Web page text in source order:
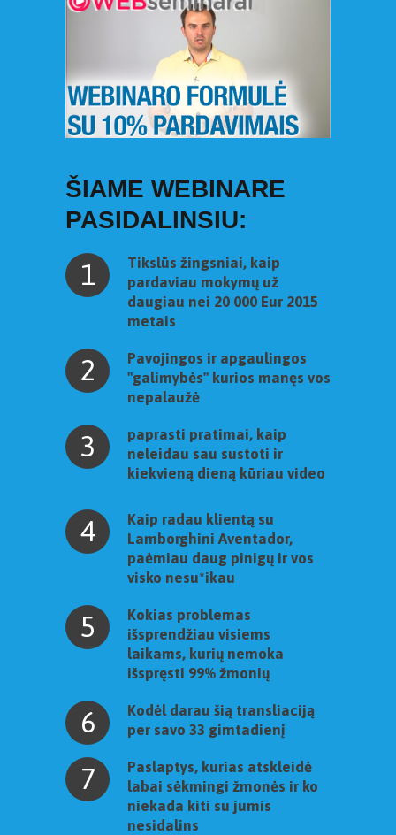
ŠIAME WEBINARE
PASIDALINSIU:
1
Tikslūs žingsniai, kaip
pardaviau mokymų už
daugiau nei 20 000 Eur 2015
metais
2
Pavojingos ir apgaulingos
"galimybės" kurios manęs vos
nepalaužė
3
paprasti pratimai, kaip
neleidau sau sustoti ir
kiekvieną dieną kūriau video
4
Kaip radau klientą su
Lamborghini Aventador,
paėmiau daug pinigų ir vos
visko nesu*ikau
5
Kokias problemas
išsprendžiau visiems
laikams, kurių nemoka
išspręsti 99% žmonių
6
Kodėl darau šią transliaciją
per savo 33 gimtadienį
7
Paslaptys, kurias atskleidė
labai sėkmingi žmonės ir ko
niekada kiti su jumis
nesidalins